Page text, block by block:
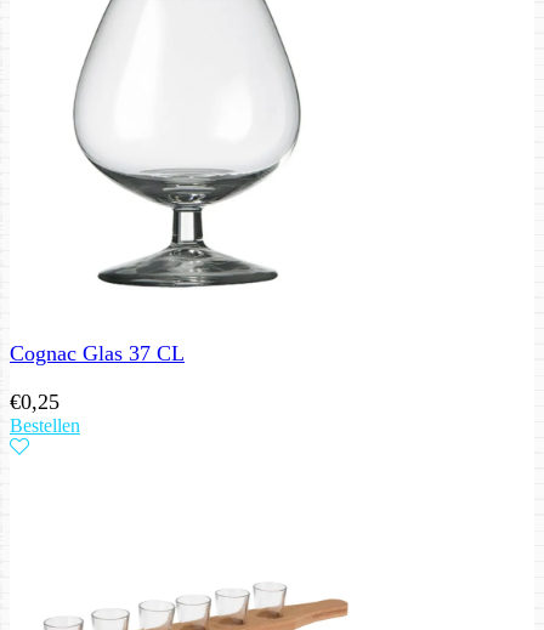
Cognac Glas 37 CL
€0,25
Bestellen